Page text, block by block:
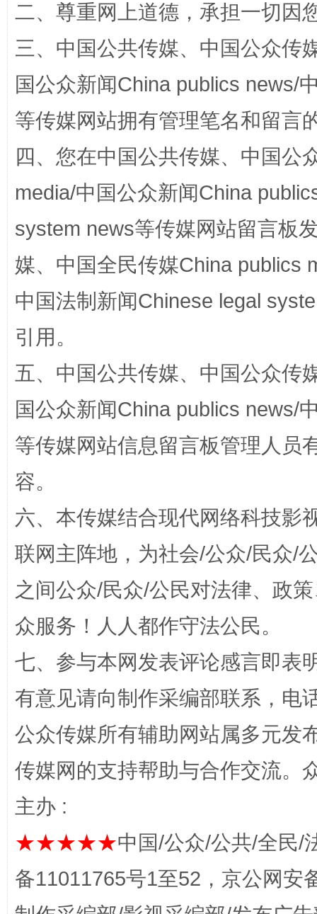
阿坝州三大球赛在茂县开幕 规模
扯下公款旅游的“隐身衣” 如何以
“蜀中异人”王建安的艺术幻境
完善运行机制助力责任有效落实 一纸欠
二、尊重网上道德，承担一切因
三、中国公共传媒、中国公众传
国公众新闻China publics news/
等传媒网站拥有管理笔名和留言
四、您在中国公共传媒、中国公
media/中国公众新闻China
system news等传媒网站留言板
媒、中国全民传媒China publics
中国法制新闻Chinese legal
引用。
五、中国公共传媒、中国公众传
国公众新闻China publics news/
等传媒网站信息留言板管理人员
容。
六、本传媒结合现代网络科技影
联网主阵地，为社会/公众/民众/
之间公众/民众/公民对法律、政
众服务！人人都作守法公民。
七、参与本网发表评论感言即表
有意见请向制作采编部联系，电
公众传媒所有辅助网站属多元发
传媒网的支持帮助与合作交流。
主办 :
★★★★★中国/公众/公共/全民/
备11011765号1至52，京公网安